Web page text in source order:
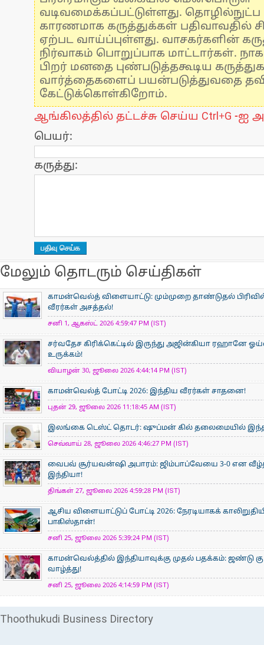
வடிவமைக்கப்பட்டுள்ளது.
காரணமாக கருத்துக்கள் பதிவாவதில்
ஏற்பட வாய்ப்புள்ளது. வாசகர்களின்
நிர்வாகம் பொறுப்பாக மாட்டார்கள்.
பிறர் மனதை புண்படுத்தகூடிய
வார்த்தைகளைப் பயன்படுத்துவதை
கேட்டுக்கொள்கிறோம்.
ஆங்கிலத்தில் தட்டச்சு செய்ய Ctrl+G -ஐ
பெயர்:
கருத்து:
மேலும் தொடரும் செய்திகள்
காமன்வெல்த் விளையாட்டு: மும்முறை தாண்டுதல்
வீரர்கள் அசத்தல்!
சனி 1, ஆகஸ்ட் 2026 4:59:47 PM (IST)
சர்வதேச கிரிக்கெட்டில் இருந்து அஜின்கியா ரஹானே
உருக்கம்!
வியாழன் 30, ஜூலை 2026 4:44:14 PM (IST)
காமன்வெல்த் போட்டி 2026: இந்திய வீரர்கள் சாதனை!
புதன் 29, ஜூலை 2026 11:18:45 AM (IST)
இலங்கை டெஸ்ட் தொடர்: ஷுப்மன் கில் தலைமையில் இந்திய
செவ்வாய் 28, ஜூலை 2026 4:46:27 PM (IST)
வைபவ் சூர்யவன்ஷி அபாரம்: ஜிம்பாப்வேயை 3-0 என
இந்தியா!
திங்கள் 27, ஜூலை 2026 4:59:28 PM (IST)
ஆசிய விளையாட்டுப் போட்டி 2026: நேரடியாகக்
பாகிஸ்தான்!
சனி 25, ஜூலை 2026 5:39:24 PM (IST)
காமன்வெல்த்தில் இந்தியாவுக்கு முதல் பதக்கம்: ஜண்டு
வாழ்த்து!
சனி 25, ஜூலை 2026 4:14:59 PM (IST)
Thoothukudi Business Directory